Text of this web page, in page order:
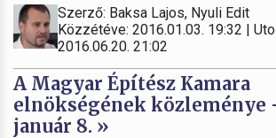
Szerző: Baksa Lajos, Nyuli Edit
Közzétéve: 2016.01.03. 19:32 |
2016.06.20. 21:02
A Magyar Építész Kamara
elnökségének közleménye
január 8. »